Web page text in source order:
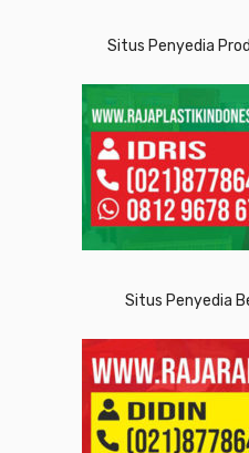
Situs Penyedia
Situs Penyedia